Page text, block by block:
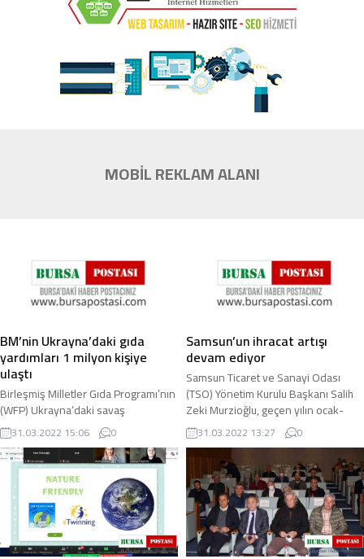
MOBİL REKLAM ALANI
BM’nin Ukrayna’daki gıda
yardımları 1 milyon kişiye
ulaştı
Birleşmiş Milletler Gıda Programı’nın
(WFP) Ukrayna’daki savaş
mağdurlarına gıda yardımı 1 milyon
kişiye ulaştı. Rusya’nın Ukrayna’ya
yönelik 24 ...
31.03.2022 15:06 0
Samsun’un ihracat artışı
devam ediyor
Samsun Ticaret ve Sanayi Odası
(TSO) Yönetim Kurulu Başkanı Salih
Zeki Murzioğlu, geçen yılın ocak-
şubat dönemine göre Samsun’un bu
yılın ilk 2 ...
31.03.2022 13:27 0